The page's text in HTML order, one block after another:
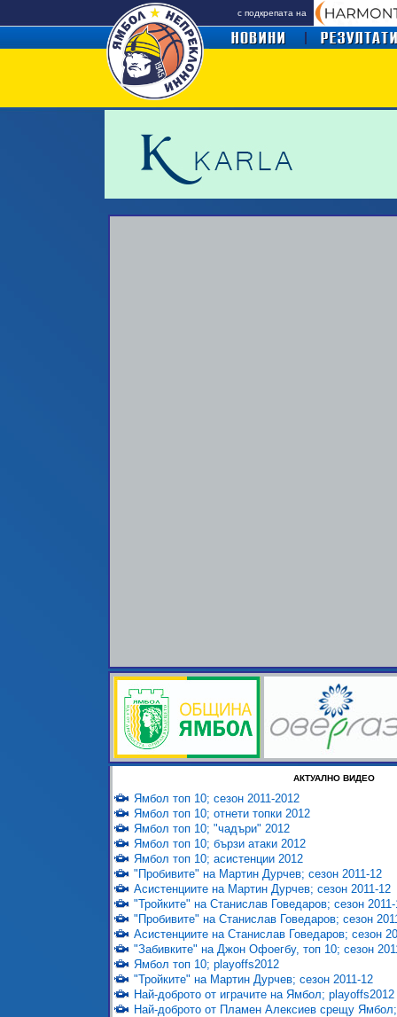
с подкрепата на
АКТУАЛНО ВИДЕО
Ямбол топ 10; сезон 2011-2012
Ямбол топ 10; отнети топки 2012
Ямбол топ 10; "чадъри" 2012
Ямбол топ 10; бързи атаки 2012
Ямбол топ 10; асистенции 2012
"Пробивите" на Мартин Дурчев; сезон 2011-12
Асистенциите на Мартин Дурчев; сезон 2011-12
"Тройките" на Станислав Говедаров; сезон
"Пробивите" на Станислав Говедаров; сезон
Асистенциите на Станислав Говедаров; сезон
"Забивките" на Джон Офоегбу, топ 10; сезон
Ямбол топ 10; playoffs2012
"Тройките" на Мартин Дурчев; сезон 2011-12
Най-доброто от играчите на Ямбол; playoffs2012
Най-доброто от Пламен Алексиев срещу Ямбол;